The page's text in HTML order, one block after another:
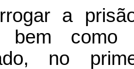
a
bem como
no